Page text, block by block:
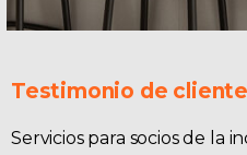
Testimonio de
Servicios para socios de la